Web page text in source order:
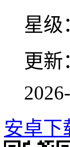
星级
更新
安卓下